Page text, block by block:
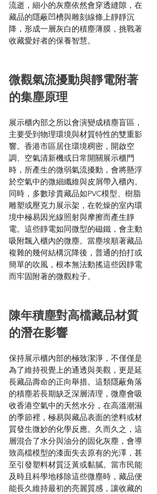
流逝，細小的灰塵依然會穿透縫隙，在
藏品的隱蔽凹槽與雕刻線條上靜靜沉
降，形成一層灰白的積塵薄膜，挑戰著
收藏愛好者的保養智慧。
微觀氣流擾動與靜電附著
的集塵原理
展示櫃內部之所以會演變成積塵盲區，
主要受到物理環境與材質特性的雙重影
響。香港市區居住環境稠密，開啟空
調、空氣清新機或日常開關展示櫃門
時，所產生的微弱氣流擾動，會將懸浮
於空氣中的微細纖維與皮屑帶入櫃內。
同時，多數珍貴藏品如PVC模型、樹脂
雕塑或壓克力展示架，在乾燥的室內環
境中極易因光線照射與摩擦而產生靜
電。這些靜電如同微型的磁鐵，會主動
吸附飄入櫃內的微塵。當塵埃順著藏品
複雜的幾何結構沉降後，普通的拍打或
簡單的吹風，根本無法動搖這些因靜電
而牢固附著的微觀粒子。
陳年積塵對高檔藏品材質
的潛在影響
保持展示櫃內部的極致潔淨，不僅僅是
為了維持視覺上的通透與美觀，更是延
長藏品壽命的正向舉措。這類隱蔽角落
的積塵若長期缺乏深層清理，微塵會吸
收香港空氣中的天然水分，在高溫潮濕
的季節裡，極易與藏品表面的塗料或材
質發生微妙的化學反應。久而久之，這
層混合了水分與油分的固化灰塵，會導
致高檔模型的漆面失去原有的光澤，甚
至引發塑料材質泛黃或黏膩。當市民能
及時且科學地移除這些微塵時，藏品便
能長久維持最初的亮麗質感，讓收藏的